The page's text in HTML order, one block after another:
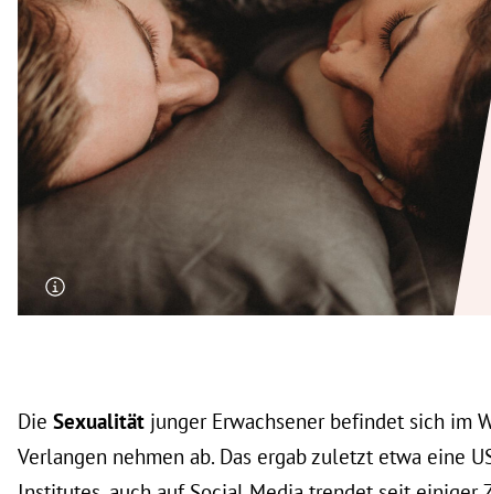
Untermenü
Untermenü
Untermenü
Untermenü
Untermenü
Die Sexualität junger Erwachsener befindet sich im
Verlangen nehmen ab. Das ergab zuletzt etwa eine